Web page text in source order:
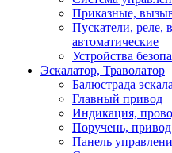
Приказные,
Пускатели, реле,
автоматические
Устройства
Эскалатор, Траволатор
Балюстрада
Главный привод
Индикация,
Поручень,
Панель